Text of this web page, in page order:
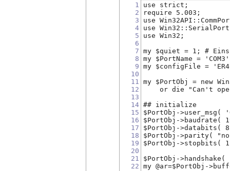
1
2
3
4
5
6
7
8
9
10
11
12
13
14
15
16
17
18
19
20
21
22
use strict;
require 5.003;
use
use
use Win32;
my $quiet = 1; #
my $PortName =
my $configFile =
my $PortObj = new
or die "Can't open
## initialize
$PortObj->user_msg(
$PortObj->baudrate(
$PortObj->databits(
$PortObj->parity(
$PortObj->stopbits(
$PortObj-
my @ar=$PortObj-